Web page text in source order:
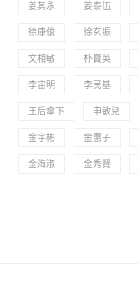
姜其永 姜泰伍
徐康俊 徐玄振
文相敏 朴寶英
李宙明 李民基
王后傘下 申敏兒
金宇彬 金惠子
金海淑 金秀賢